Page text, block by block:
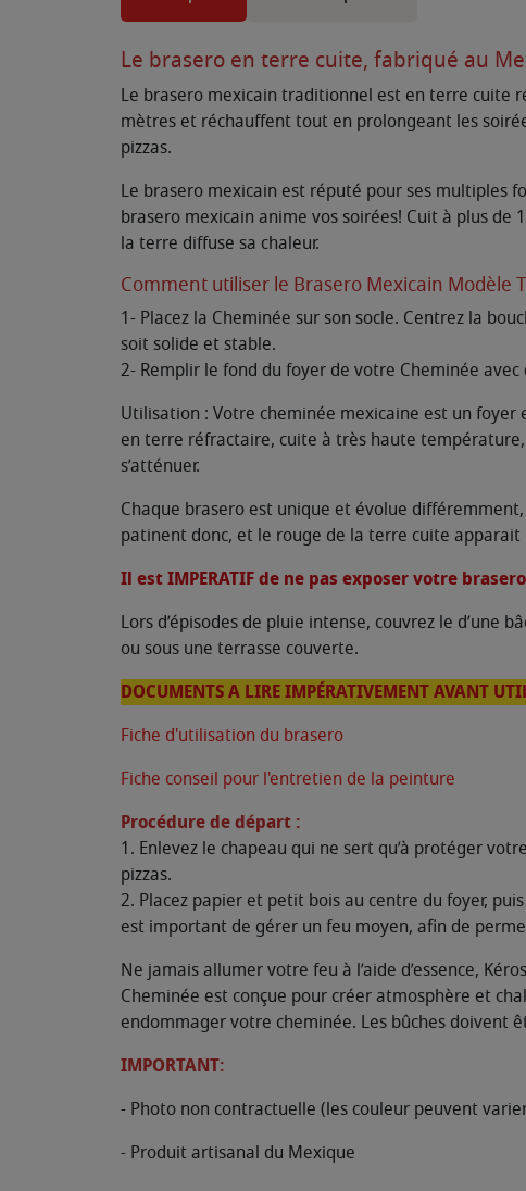
Le brasero en terre cuite, fabriqué au
Le brasero mexicain traditionnel est en terre cuite
mètres et réchauffent tout en prolongeant les
pizzas.
Le brasero mexicain est réputé pour ses multiples
brasero mexicain anime vos soirées! Cuit à plus
la terre diffuse sa chaleur.
Comment utiliser le Brasero Mexicain Modèle
1- Placez la Cheminée sur son socle. Centrez la
soit solide et stable.
2- Remplir le fond du foyer de votre Cheminée
Utilisation : Votre cheminée mexicaine est un
en terre réfractaire, cuite à très haute température,
s’atténuer.
Chaque brasero est unique et évolue
patinent donc, et le rouge de la terre cuite
Il est IMPERATIF de ne pas exposer votre
Lors d’épisodes de pluie intense, couvrez le d’une
ou sous une terrasse couverte.
DOCUMENTS A LIRE IMPÉRATIVEMENT AVANT
Fiche d'utilisation du brasero
Fiche conseil pour l'entretien de la peinture
Procédure de départ :
1. Enlevez le chapeau qui ne sert qu’à protéger
pizzas.
2. Placez papier et petit bois au centre du foyer,
est important de gérer un feu moyen, afin de
Ne jamais allumer votre feu à l’aide d’essence,
Cheminée est conçue pour créer atmosphère et
endommager votre cheminée. Les bûches doivent
IMPORTANT:
- Photo non contractuelle (les couleur peuvent
- Produit artisanal du Mexique